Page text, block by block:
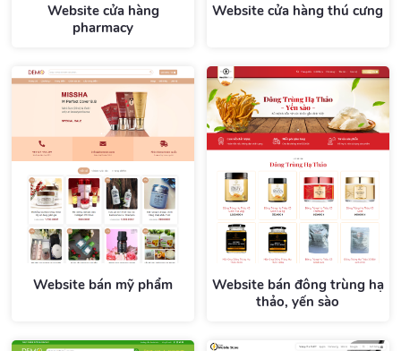
Website cửa hàng
pharmacy
Website cửa hàng thú cưng
Website bán mỹ phẩm
Website bán đông trùng hạ
thảo, yến sào